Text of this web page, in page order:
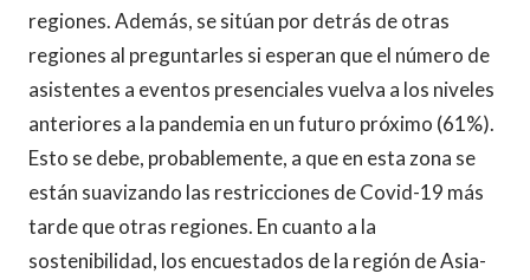
regiones. Además, se sitúan por detrás de otras
regiones al preguntarles si esperan que el número de
asistentes a eventos presenciales vuelva a los niveles
anteriores a la pandemia en un futuro próximo (61%).
Esto se debe, probablemente, a que en esta zona se
están suavizando las restricciones de Covid-19 más
tarde que otras regiones. En cuanto a la
sostenibilidad, los encuestados de la región de Asia-